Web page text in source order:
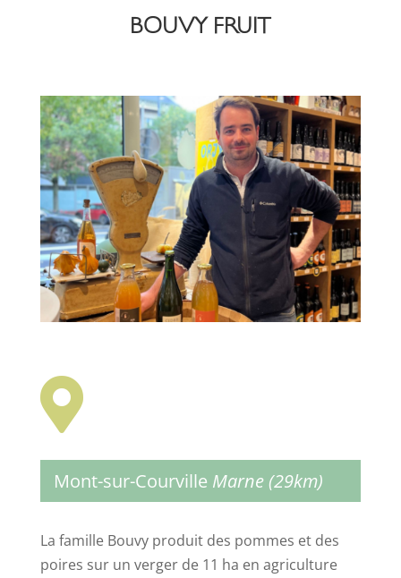
BOUVY FRUIT

Mont-sur-Courville Marne (29km)
La famille Bouvy produit des pommes et des
poires sur un verger de 11 ha en agriculture